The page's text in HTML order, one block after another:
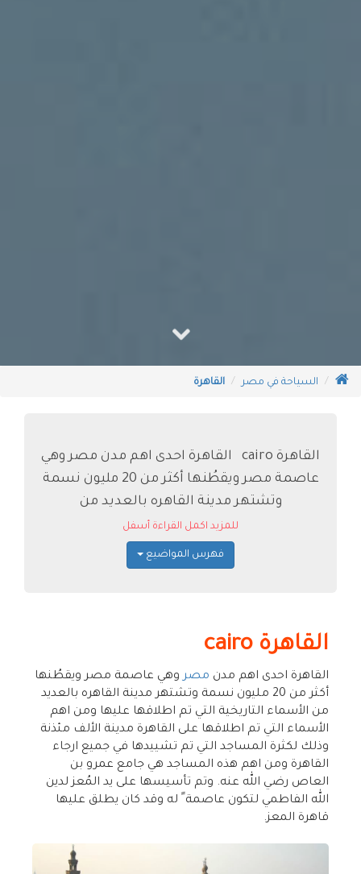
السياحة في مصر القاهرة
القاهرة cairo القاهرة احدى اهم مدن مصر وهي
عاصمة مصر ويقطُنها أكثر من 20 مليون نسمة
وتشتهر مدينة القاهره بالعديد من
للمزيد اكمل القراءة أسفل
فهرس المواضيع
القاهرة cairo
القاهرة احدى اهم مدن مصروهي عاصمة مصر ويقطُنها
أكثر من 20 مليون نسمة وتشتهر مدينة القاهره بالعديد
من الأسماء التاريخية التي تم اطلاقها عليها ومن اهم
الأسماء التي تم اطلاقها على القاهرة مدينة الألف مئذنة
وذلك لكثرة المساجد التي تم تشييدها في جميع ارجاء
القاهرة ومن اهم هذه المساجد هي جامع عمرو بن
العاص رضي الله عنه. وتم تأسيسها على يد المُعز لدين
الله الفاطمي لتكون عاصمة ً له وقد كان يطلق عليها
قاهرة المعز.